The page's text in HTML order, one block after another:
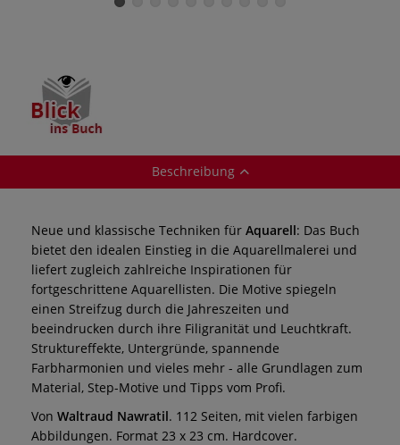
Beschreibung
Neue und klassische Techniken für Aquarell: Das Buch
bietet den idealen Einstieg in die Aquarellmalerei und
liefert zugleich zahlreiche Inspirationen für
fortgeschrittene Aquarellisten. Die Motive spiegeln
einen Streifzug durch die Jahreszeiten und
beeindrucken durch ihre Filigranität und Leuchtkraft.
Struktureffekte, Untergründe, spannende
Farbharmonien und vieles mehr - alle Grundlagen zum
Material, Step-Motive und Tipps vom Profi.
Von Waltraud Nawratil. 112 Seiten, mit vielen farbigen
Abbildungen. Format 23 x 23 cm. Hardcover.